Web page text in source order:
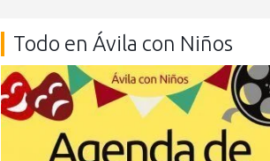
Todo en Ávila con Niños